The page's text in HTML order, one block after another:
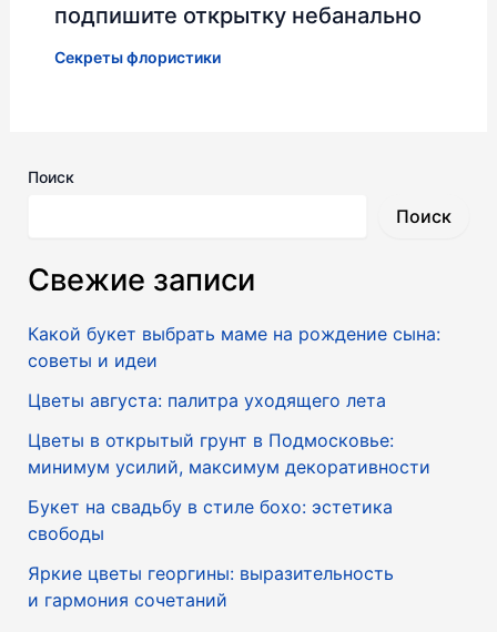
подпишите открытку небанально
Секреты флористики
Поиск
Поиск
Свежие записи
Какой букет выбрать маме на рождение сына:
советы и идеи
Цветы августа: палитра уходящего лета
Цветы в открытый грунт в Подмосковье:
минимум усилий, максимум декоративности
Букет на свадьбу в стиле бохо: эстетика
свободы
Яркие цветы георгины: выразительность
и гармония сочетаний